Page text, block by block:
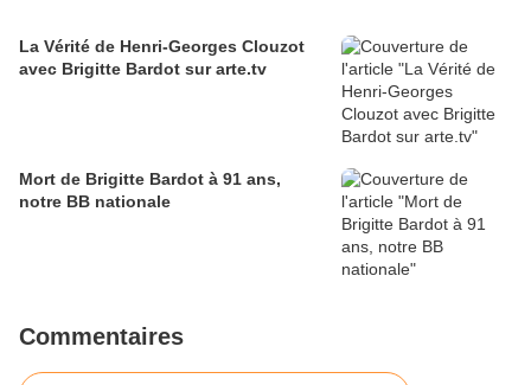
La Vérité de Henri-Georges Clouzot
avec Brigitte Bardot sur arte.tv
Mort de Brigitte Bardot à 91 ans,
notre BB nationale
Commentaires